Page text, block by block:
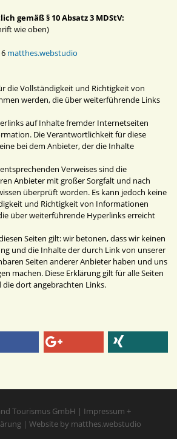
gemäß § 10 Absatz 3 MDStV:
wie oben)
matthes.webstudio
die Vollständigkeit und Richtigkeit von
werden, die über weiterführende Links
auf Inhalte fremder Internetseiten
Die Verantwortlichkeit für diese
bei dem Anbieter, der die Inhalte
Verweises sind die
Anbieter mit großer Sorgfalt und nach
überprüft worden. Es kann jedoch keine
und Richtigkeit von Informationen
über weiterführende Hyperlinks erreicht
Seiten gilt: wir betonen, dass wir keinen
und die Inhalte der durch Link von unserer
Seiten anderer Anbieter haben und uns
machen. Diese Erklärung gilt für alle Seiten
dort angebrachten Links.
Tourismus GmbH | Impressum +
| Website by matthes.webstudio